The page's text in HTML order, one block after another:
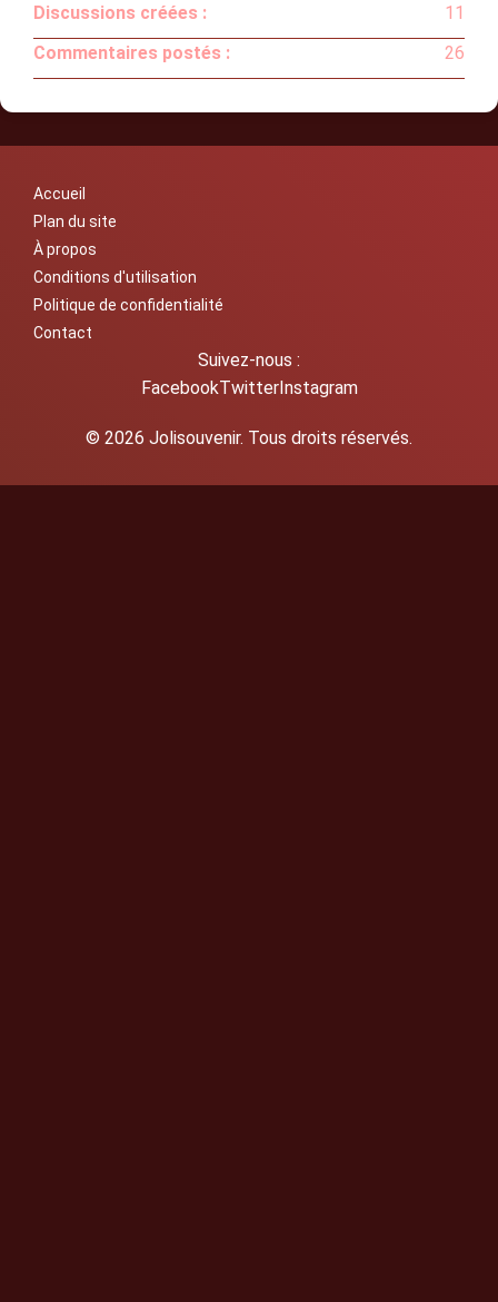
Discussions créées :
11
Commentaires postés :
26
Accueil
Plan du site
À propos
Conditions d'utilisation
Politique de confidentialité
Contact
Suivez-nous :
FacebookTwitterInstagram
© 2026 Jolisouvenir. Tous droits réservés.